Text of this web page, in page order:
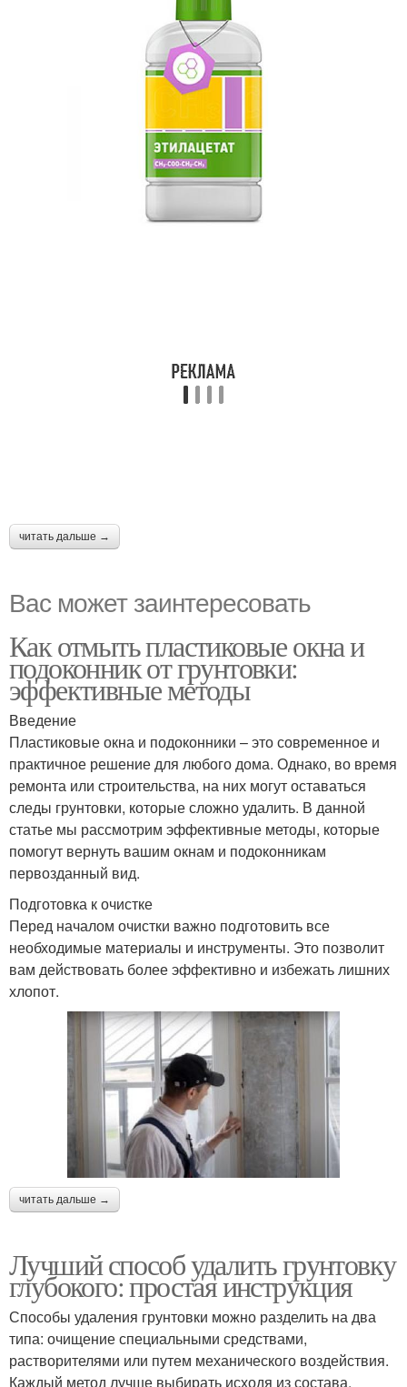
читать дальше →
Вас может заинтересовать
Как отмыть пластиковые окна и
подоконник от грунтовки:
эффективные методы
Введение
Пластиковые окна и подоконники – это современное и
практичное решение для любого дома. Однако, во время
ремонта или строительства, на них могут оставаться
следы грунтовки, которые сложно удалить. В данной
статье мы рассмотрим эффективные методы, которые
помогут вернуть вашим окнам и подоконникам
первозданный вид.
Подготовка к очистке
Перед началом очистки важно подготовить все
необходимые материалы и инструменты. Это позволит
вам действовать более эффективно и избежать лишних
хлопот.
читать дальше →
Лучший способ удалить грунтовку
глубокого: простая инструкция
Способы удаления грунтовки можно разделить на два
типа: очищение специальными средствами,
растворителями или путем механического воздействия.
Каждый метод лучше выбирать исходя из состава,